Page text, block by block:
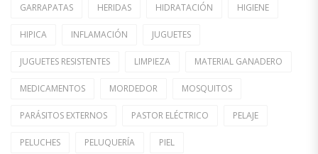
GARRAPATAS HERIDAS HIDRATACIÓN HIGIENE
HIPICA INFLAMACIÓN JUGUETES
JUGUETES RESISTENTES LIMPIEZA MATERIAL GANADERO
MEDICAMENTOS MORDEDOR MOSQUITOS
PARÁSITOS EXTERNOS PASTOR ELÉCTRICO PELAJE
PELUCHES PELUQUERÍA PIEL